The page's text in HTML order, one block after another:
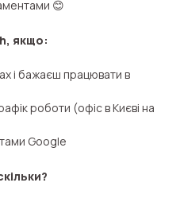
😊
якщо:
і бажаєш працювати в
роботи (офіс в Києві на
Google